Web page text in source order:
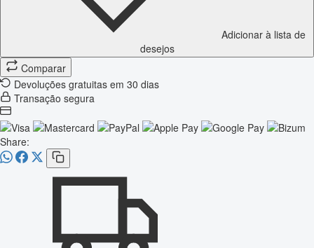
Adicionar à lista de
desejos
Comparar
Devoluções gratuitas em 30 dias
Transação segura
Share: